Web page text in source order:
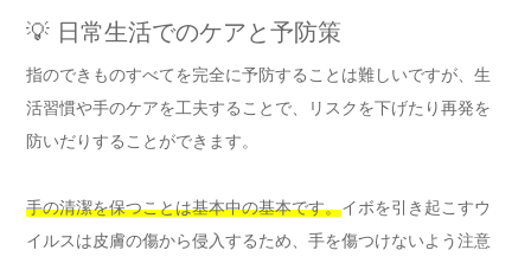
💡 日常生活でのケアと予防策
指のできものすべてを完全に予防することは難しいですが、生
活習慣や手のケアを工夫することで、リスクを下げたり再発を
防いだりすることができます。
手の清潔を保つことは基本中の基本です。イボを引き起こすウ
イルスは皮膚の傷から侵入するため、手を傷つけないよう注意